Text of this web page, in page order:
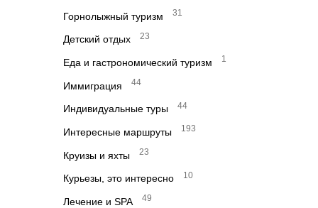
Горнолыжный туризм 31
Детский отдых 23
Еда и гастрономический туризм 1
Иммиграция 44
Индивидуальные туры 44
Интересные маршруты 193
Круизы и яхты 23
Курьезы, это интересно 10
Лечение и SPA 49